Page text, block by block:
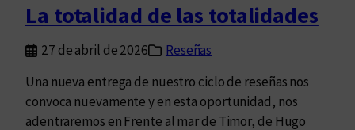
La totalidad de las totalidades
27 de abril de 2026
Reseñas
Una nueva entrega de nuestro ciclo de reseñas nos
convoca nuevamente y en esta oportunidad, nos
adentraremos en Frente al mar de Timor, de Hugo